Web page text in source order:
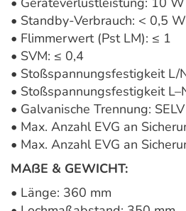
• Standby-Verbrauch: < 0,5 W
• Flimmerwert (Pst LM): ≤ 1
• SVM: ≤ 0,4
• Stoßspannungsfestigkeit L/
• Stoßspannungsfestigkeit
• Galvanische Trennung: SELV
• Max. Anzahl EVG an
• Max. Anzahl EVG an
MAßE & GEWICHT:
• Länge: 360 mm